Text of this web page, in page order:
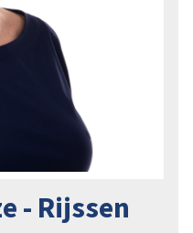
- Rijssen